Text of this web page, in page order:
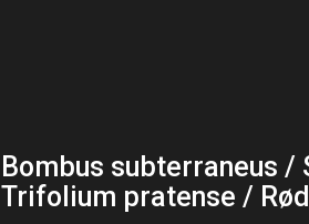
Bombus subterraneus /
Trifolium pratense /